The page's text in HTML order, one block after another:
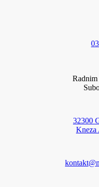
Radnim
32300
Kneza